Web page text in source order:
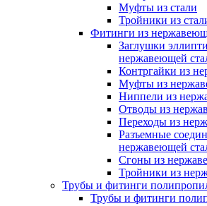
Муфты из стали
Тройники из
Фитинги из
Заглушки
нержавеющей
Контргайки из
Муфты из
Ниппели из
Отводы из
Переходы из
Разъемные
нержавеющей
Сгоны из
Тройники из
Трубы и фитинги
Трубы и фитинги